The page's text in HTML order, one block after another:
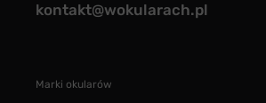
kontakt@wokularach.pl
Marki okularów